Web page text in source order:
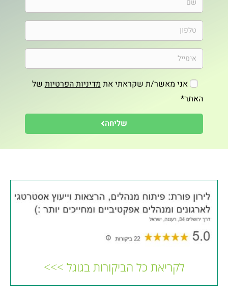
אני מאשר/ת שקראתי את מדיניות הפרטיות של
האתר*
שליחה
לקריאת כל הביקורות בגוגל >>>